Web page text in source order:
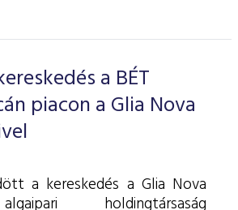
a BÉT
piacon a Glia Nova
a kereskedés a Glia Nova
holdingtársaság